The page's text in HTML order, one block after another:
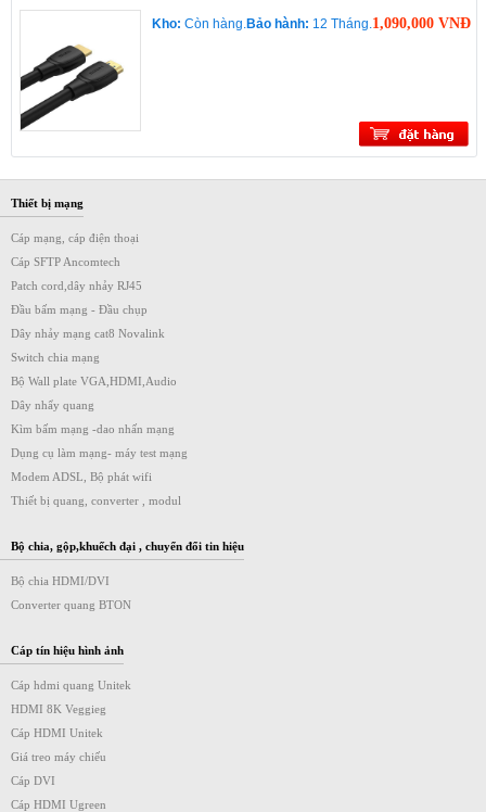
Kho: Còn hàng.Bảo hành: 12 Tháng.1,090,000 VNĐ
Thiết bị mạng
Cáp mạng, cáp điện thoại
Cáp SFTP Ancomtech
Patch cord,dây nhảy RJ45
Đầu bấm mạng - Đầu chụp
Dây nhảy mạng cat8 Novalink
Switch chia mạng
Bộ Wall plate VGA,HDMI,Audio
Dây nhẩy quang
Kìm bấm mạng -dao nhấn mạng
Dụng cụ làm mạng- máy test mạng
Modem ADSL, Bộ phát wifi
Thiết bị quang, converter , modul
Bộ chia, gộp,khuếch đại , chuyển đổi tin hiệu
Bộ chia HDMI/DVI
Converter quang BTON
Cáp tín hiệu hình ảnh
Cáp hdmi quang Unitek
HDMI 8K Veggieg
Cáp HDMI Unitek
Giá treo máy chiếu
Cáp DVI
Cáp HDMI Ugreen